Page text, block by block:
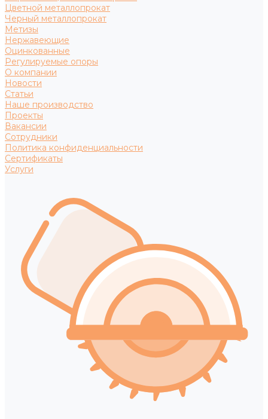
Цветной металлопрокат
Черный металлопрокат
Метизы
Нержавеющие
Оцинкованные
Регулируемые опоры
О компании
Новости
Статьи
Наше производство
Проекты
Вакансии
Сотрудники
Политика конфиденциальности
Сертификаты
Услуги